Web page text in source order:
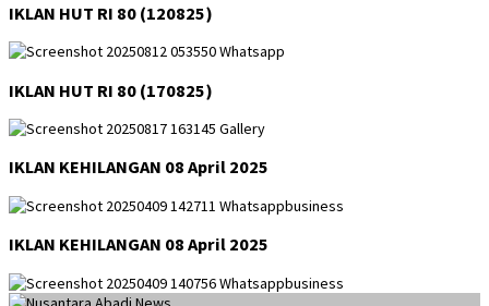
IKLAN HUT RI 80 (120825)
IKLAN HUT RI 80 (170825)
IKLAN KEHILANGAN 08 April 2025
IKLAN KEHILANGAN 08 April 2025